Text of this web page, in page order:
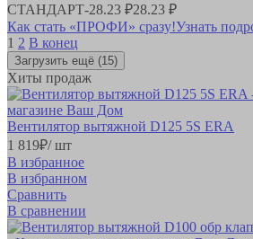
СТАНДАРТ-28.23 ₽28.23 ₽
Как стать «ПРОФИ» сразу!Узнать
1 2 В конец
Загрузить ещё (15)
Хиты продаж
Вентилятор вытяжной D125 5S ERA
1 819₽/ шт
В избранное
В избранном
Сравнить
В сравнении